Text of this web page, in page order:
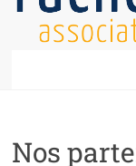
Nos